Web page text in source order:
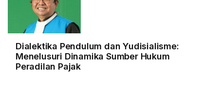
Dialektika Pendulum dan Yudisialisme:
Menelusuri Dinamika Sumber Hukum
Peradilan Pajak